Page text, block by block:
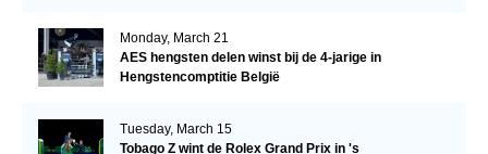
Monday, March 21
AES hengsten delen winst bij de 4-jarige in
Hengstencomptitie België
Tuesday, March 15
Tobago Z wint de Rolex Grand Prix in 's